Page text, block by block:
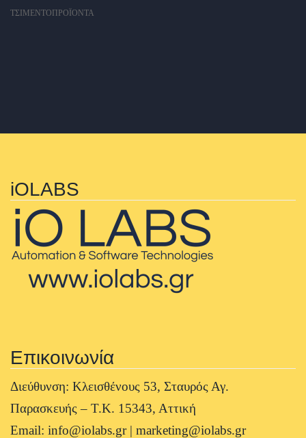
ΤΣΙΜΕΝΤΟΠΡΟΪΌΝΤΑ
iOLABS
Επικοινωνία
Διεύθυνση: Κλεισθένους 53, Σταυρός Αγ.
Παρασκευής – Τ.Κ. 15343, Αττική
Email: info@iolabs.gr | marketing@iolabs.gr